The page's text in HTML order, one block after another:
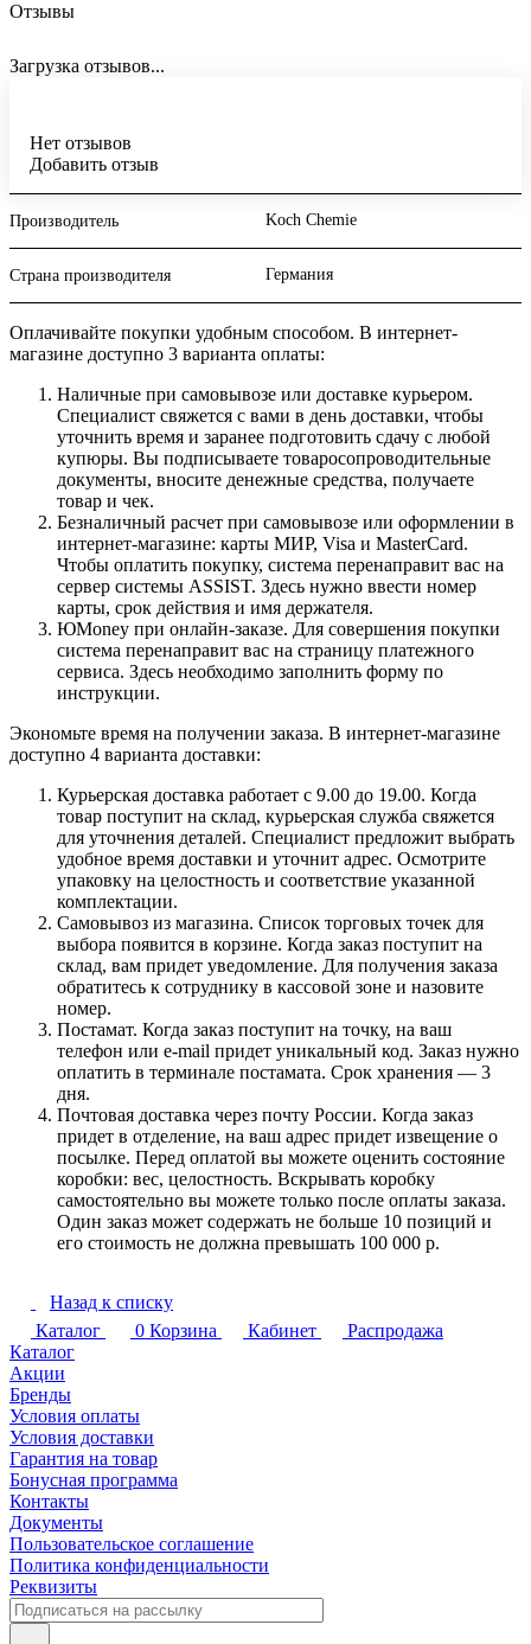
Отзывы
Загрузка отзывов...
Нет отзывов
Добавить отзыв
Производитель Koch Chemie
Страна производителя Германия
Оплачивайте покупки удобным способом. В интернет-
магазине доступно 3 варианта оплаты:
Наличные при самовывозе или доставке курьером.
Специалист свяжется с вами в день доставки, чтобы
уточнить время и заранее подготовить сдачу с любой
купюры. Вы подписываете товаросопроводительные
документы, вносите денежные средства, получаете
товар и чек.
Безналичный расчет при самовывозе или оформлении в
интернет-магазине: карты МИР, Visa и MasterCard.
Чтобы оплатить покупку, система перенаправит вас на
сервер системы ASSIST. Здесь нужно ввести номер
карты, срок действия и имя держателя.
ЮMoney при онлайн-заказе. Для совершения покупки
система перенаправит вас на страницу платежного
сервиса. Здесь необходимо заполнить форму по
инструкции.
Экономьте время на получении заказа. В интернет-магазине
доступно 4 варианта доставки:
Курьерская доставка работает с 9.00 до 19.00. Когда
товар поступит на склад, курьерская служба свяжется
для уточнения деталей. Специалист предложит выбрать
удобное время доставки и уточнит адрес. Осмотрите
упаковку на целостность и соответствие указанной
комплектации.
Самовывоз из магазина. Список торговых точек для
выбора появится в корзине. Когда заказ поступит на
склад, вам придет уведомление. Для получения заказа
обратитесь к сотруднику в кассовой зоне и назовите
номер.
Постамат. Когда заказ поступит на точку, на ваш
телефон или e-mail придет уникальный код. Заказ нужно
оплатить в терминале постамата. Срок хранения — 3
дня.
Почтовая доставка через почту России. Когда заказ
придет в отделение, на ваш адрес придет извещение о
посылке. Перед оплатой вы можете оценить состояние
коробки: вес, целостность. Вскрывать коробку
самостоятельно вы можете только после оплаты заказа.
Один заказ может содержать не больше 10 позиций и
его стоимость не должна превышать 100 000 р.
Назад к списку
Каталог
0 Корзина Кабинет
Распродажа
Каталог
Акции
Бренды
Условия оплаты
Условия доставки
Гарантия на товар
Бонусная программа
Контакты
Документы
Пользовательское соглашение
Политика конфиденциальности
Реквизиты